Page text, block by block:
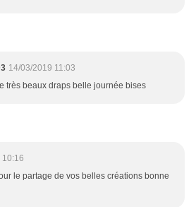
14/03/2019 11:03
très beaux draps belle journée bises
10:16
le partage de vos belles créations bonne